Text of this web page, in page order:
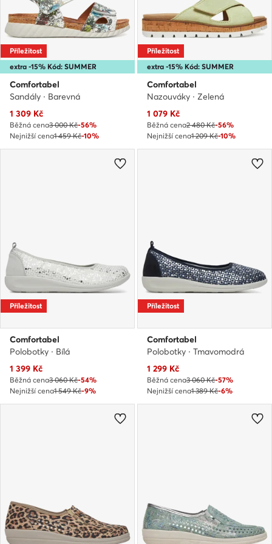
extra -15% Kód: SUMMER
Příležitost
Comfortabel
Sandály · Barevná
Aktuální cena
1 309 Kč
Běžná cena3 000 Kč-56%
Nejnižší cena1 459 Kč-10%
extra -15% Kód: SUMMER
Příležitost
Comfortabel
Nazouváky · Zelená
Aktuální cena
1 079 Kč
Běžná cena2 480 Kč-56%
Nejnižší cena1 209 Kč-10%
Příležitost
Comfortabel
Polobotky · Bílá
Aktuální cena
1 399 Kč
Běžná cena3 060 Kč-54%
Nejnižší cena1 549 Kč-9%
Příležitost
Comfortabel
Polobotky · Tmavomodrá
Aktuální cena
1 299 Kč
Běžná cena3 060 Kč-57%
Nejnižší cena1 389 Kč-6%